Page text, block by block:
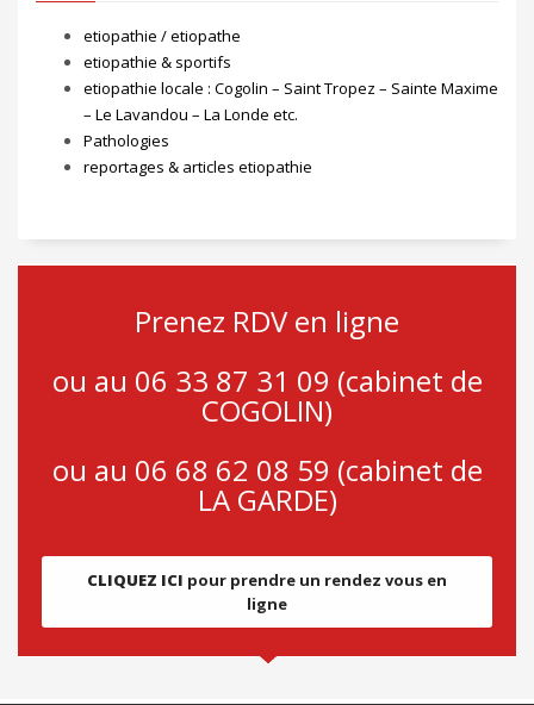
etiopathie / etiopathe
etiopathie & sportifs
etiopathie locale : Cogolin – Saint Tropez – Sainte Maxime
– Le Lavandou – La Londe etc.
Pathologies
reportages & articles etiopathie
Prenez RDV en ligne
ou au 06 33 87 31 09 (cabinet de
COGOLIN)
ou au 06 68 62 08 59 (cabinet de
LA GARDE)
CLIQUEZ ICI pour prendre un rendez vous en
ligne